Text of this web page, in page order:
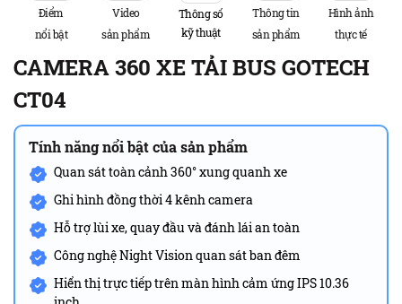
Điểm
nổi bật
Video
sản phẩm
Thông số
kỹ thuật
Thông tin
sản phẩm
Hình ảnh
thực tế
CAMERA 360 XE TẢI BUS GOTECH
CT04
Tính năng nổi bật của sản phẩm
Quan sát toàn cảnh 360° xung quanh xe
Ghi hình đồng thời 4 kênh camera
Hỗ trợ lùi xe, quay đầu và đánh lái an toàn
Công nghệ Night Vision quan sát ban đêm
Hiển thị trực tiếp trên màn hình cảm ứng IPS 10.36